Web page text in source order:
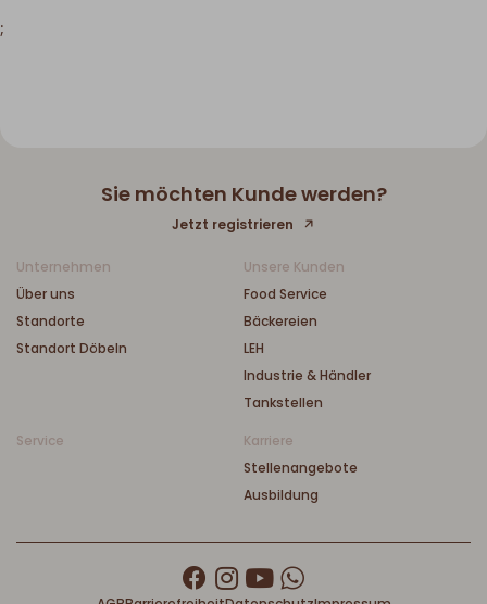
;
Sie möchten Kunde werden?
Jetzt registrieren
Unternehmen
Über uns
Standorte
Standort Döbeln
Unsere Kunden
Food Service
Bäckereien
LEH
Industrie & Händler
Tankstellen
Service
Karriere
Stellenangebote
Ausbildung